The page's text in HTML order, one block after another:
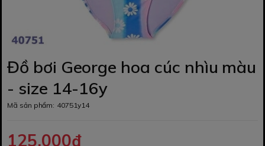
Đồ bơi George hoa cúc nhìu màu
- size 14-16y
Mã sản phẩm: 40751y14
125.000₫